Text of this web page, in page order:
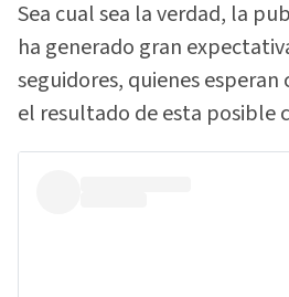
Sea cual sea la verdad, la
ha generado gran
seguidores, quienes esperan
el resultado de esta posible